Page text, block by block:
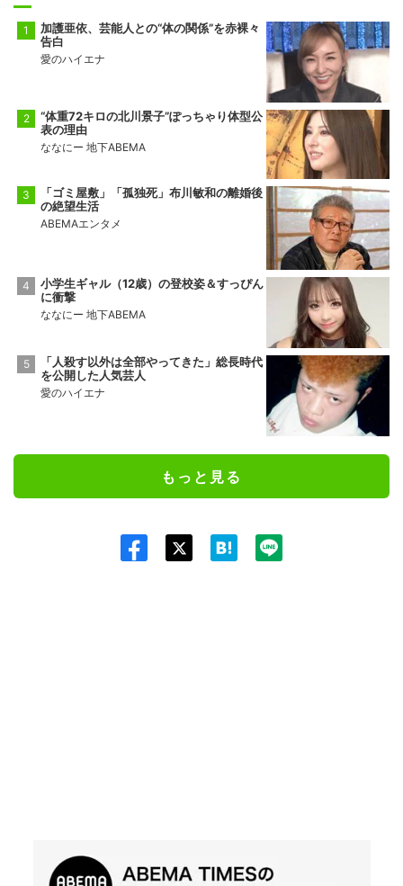
加護亜依、芸能人との“体の関係”を赤裸々
告白
愛のハイエナ
“体重72キロの北川景子”ぽっちゃり体型公
表の理由
ななにー 地下ABEMA
「ゴミ屋敷」「孤独死」布川敏和の離婚後
の絶望生活
ABEMAエンタメ
小学生ギャル（12歳）の登校姿＆すっぴん
に衝撃
ななにー 地下ABEMA
「人殺す以外は全部やってきた」総長時代
を公開した人気芸人
愛のハイエナ
もっと見る